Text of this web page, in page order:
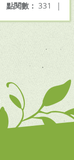
點閱數： 331 |